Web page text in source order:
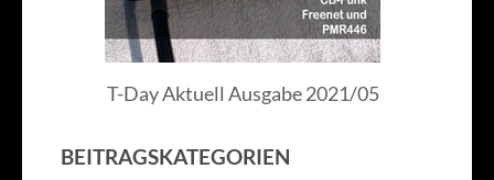
T-Day Aktuell Ausgabe 2021/05
BEITRAGSKATEGORIEN